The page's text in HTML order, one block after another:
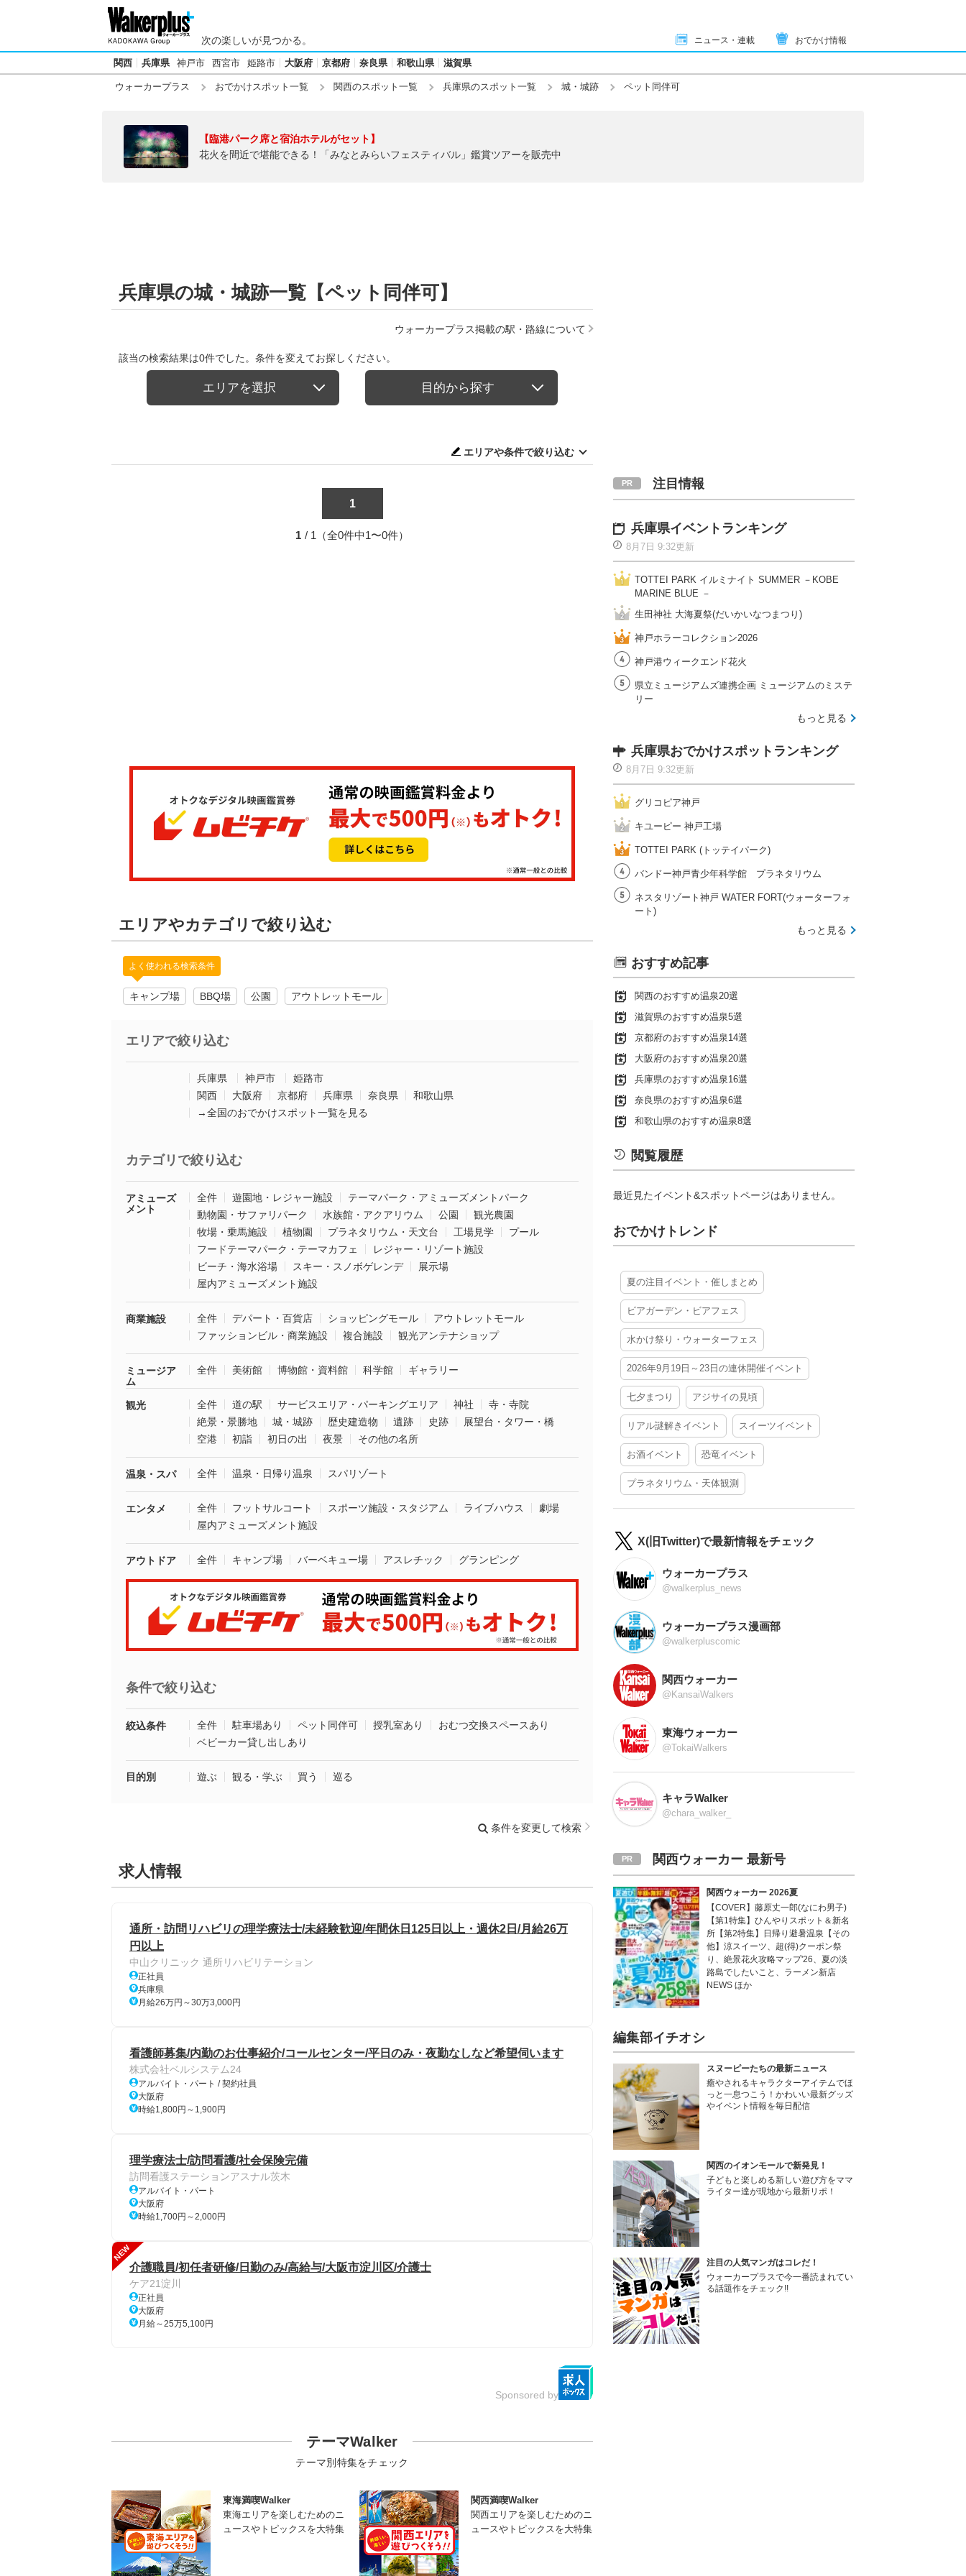
次の楽しいが見つかる。 ニュース・連載 おでかけ情報
関西 兵庫県 神戸市 西宮市 姫路市 大阪府 京都府 奈良県 和歌山県 滋賀県
ウォーカープラス おでかけスポット一覧 関西のスポット一覧 兵庫県のスポット一覧 城・城跡 ペット同伴可
【臨港パーク席と宿泊ホテルがセット】
花火を間近で堪能できる！「みなとみらいフェスティバル」鑑賞ツアーを販売中
兵庫県の城・城跡一覧【ペット同伴可】
ウォーカープラス掲載の駅・路線について
該当の検索結果は0件でした。条件を変えてお探しください。
エリアを選択 目的から探す
エリアや条件で絞り込む
1
1 / 1（全0件中1〜0件）
エリアやカテゴリで絞り込む
よく使われる検索条件
キャンプ場 BBQ場 公園 アウトレットモール
エリアで絞り込む
兵庫県 神戸市
姫路市
関西
大阪府 京都府 兵庫県 奈良県
和歌山県
→全国のおでかけスポット一覧を見る
カテゴリで絞り込む
アミューズ
メント
全件 遊園地・レジャー施設
テーマパーク・アミューズメントパーク
動物園・サファリパーク
水族館・アクアリウム 公園
観光農園
牧場・乗馬施設
植物園 プラネタリウム・天文台 工場見学
プール
フードテーマパーク・テーマカフェ
レジャー・リゾート施設
ビーチ・海水浴場
スキー・スノボゲレンデ
展示場
屋内アミューズメント施設
商業施設 全件 デパート・百貨店 ショッピングモール
アウトレットモール
ファッションビル・商業施設
複合施設 観光アンテナショップ
ミュージア
ム
全件 美術館 博物館・資料館 科学館 ギャラリー
観光 全件 道の駅 サービスエリア・パーキングエリア 神社
寺・寺院
絶景・景勝地
城・城跡 歴史建造物 遺跡 史跡
展望台・タワー・橋
空港
初詣 初日の出 夜景 その他の名所
温泉・スパ 全件 温泉・日帰り温泉 スパリゾート
エンタメ 全件 フットサルコート スポーツ施設・スタジアム ライブハウス
劇場
屋内アミューズメント施設
アウトドア 全件 キャンプ場 バーベキュー場 アスレチック グランピング
条件で絞り込む
絞込条件 全件 駐車場あり ペット同伴可 授乳室あり
おむつ交換スペースあり
ベビーカー貸し出しあり
目的別 遊ぶ 観る・学ぶ 買う 巡る
条件を変更して検索
求人情報
通所・訪問リハビリの理学療法士/未経験歓迎/年間休日125日以上・週休2日/月給26万
円以上
中山クリニック 通所リハビリテーション
正社員
兵庫県
月給26万円～30万3,000円
看護師募集/内勤のお仕事紹介/コールセンター/平日のみ・夜勤なしなど希望伺います
株式会社ベルシステム24
アルバイト・パート / 契約社員
大阪府
時給1,800円～1,900円
理学療法士/訪問看護/社会保険完備
訪問看護ステーションアスナル茨木
アルバイト・パート
大阪府
時給1,700円～2,000円
NEW
介護職員/初任者研修/日勤のみ/高給与/大阪市淀川区/介護士
ケア21淀川
正社員
大阪府
月給～25万5,100円
Sponsored by
テーマWalker
テーマ別特集をチェック
東海満喫Walker
東海エリアを楽しむためのニ
ュースやトピックスを大特集
関西満喫Walker
関西エリアを楽しむためのニ
ュースやトピックスを大特集
注目情報
兵庫県イベントランキング
8月7日 9:32更新
TOTTEI PARK イルミナイト SUMMER －KOBE
MARINE BLUE －
生田神社 大海夏祭(だいかいなつまつり)
神戸ホラーコレクション2026
神戸港ウィークエンド花火
県立ミュージアムズ連携企画 ミュージアムのミステ
リー
もっと見る
兵庫県おでかけスポットランキング
8月7日 9:32更新
グリコピア神戸
キユーピー 神戸工場
TOTTEI PARK (トッテイパーク)
バンドー神戸青少年科学館 プラネタリウム
ネスタリゾート神戸 WATER FORT(ウォーターフォ
ート)
もっと見る
おすすめ記事
関西のおすすめ温泉20選
滋賀県のおすすめ温泉5選
京都府のおすすめ温泉14選
大阪府のおすすめ温泉20選
兵庫県のおすすめ温泉16選
奈良県のおすすめ温泉6選
和歌山県のおすすめ温泉8選
閲覧履歴
最近見たイベント&スポットページはありません。
おでかけトレンド
夏の注目イベント・催しまとめ
ビアガーデン・ビアフェス
水かけ祭り・ウォーターフェス
2026年9月19日～23日の連休開催イベント
七夕まつり アジサイの見頃
リアル謎解きイベント スイーツイベント
お酒イベント 恐竜イベント
プラネタリウム・天体観測
X(旧Twitter)で最新情報をチェック
ウォーカープラス
@walkerplus_news
ウォーカープラス漫画部
@walkerpluscomic
関西ウォーカー
@KansaiWalkers
東海ウォーカー
@TokaiWalkers
キャラWalker
@chara_walker_
関西ウォーカー 最新号
関西ウォーカー 2026夏
【COVER】藤原丈一郎(なにわ男子)
【第1特集】ひんやりスポット＆新名
所【第2特集】日帰り避暑温泉【その
他】涼スイーツ、超(得)クーポン祭
り、絶景花火攻略マップ'26、夏の淡
路島でしたいこと、ラーメン新店
NEWS ほか
編集部イチオシ
スヌーピーたちの最新ニュース
癒やされるキャラクターアイテムでほ
っと一息つこう！かわいい最新グッズ
やイベント情報を毎日配信
関西のイオンモールで新発見！
子どもと楽しめる新しい遊び方をママ
ライター達が現地から最新リポ！
注目の人気マンガはコレだ！
ウォーカープラスで今一番読まれてい
る話題作をチェック!!